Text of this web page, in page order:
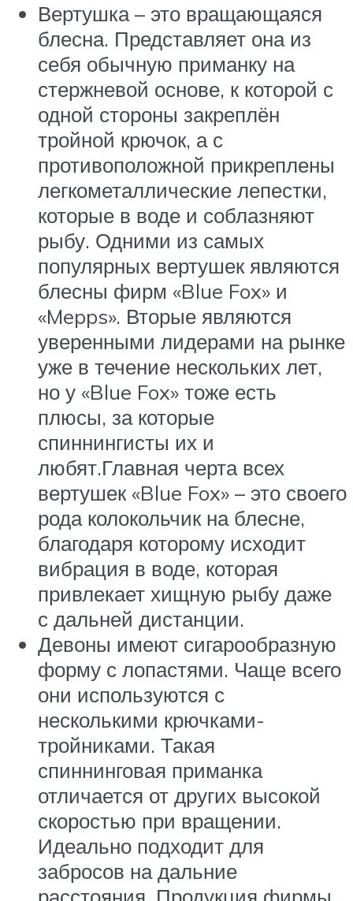
Вертушка – это вращающаяся
блесна. Представляет она из
себя обычную приманку на
стержневой основе, к которой с
одной стороны закреплён
тройной крючок, а с
противоположной прикреплены
легкометаллические лепестки,
которые в воде и соблазняют
рыбу. Одними из самых
популярных вертушек являются
блесны фирм «Blue Fox» и
«Mepps». Вторые являются
уверенными лидерами на рынке
уже в течение нескольких лет,
но у «Blue Fox» тоже есть
плюсы, за которые
спиннингисты их и
любят.Главная черта всех
вертушек «Blue Fox» – это своего
рода колокольчик на блесне,
благодаря которому исходит
вибрация в воде, которая
привлекает хищную рыбу даже
с дальней дистанции.
Девоны имеют сигарообразную
форму с лопастями. Чаще всего
они используются с
несколькими крючками-
тройниками. Такая
спиннинговая приманка
отличается от других высокой
скоростью при вращении.
Идеально подходит для
забросов на дальние